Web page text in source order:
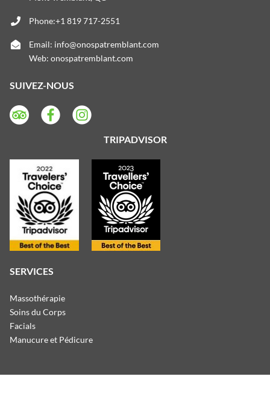
Phone:+1 819 717-2551
Email: info@onospatremblant.com
Web: onospatremblant.com
SUIVEZ-NOUS
TRIPADVISOR
SERVICES
Massothérapie
Soins du Corps
Facials
Manucure et Pédicure